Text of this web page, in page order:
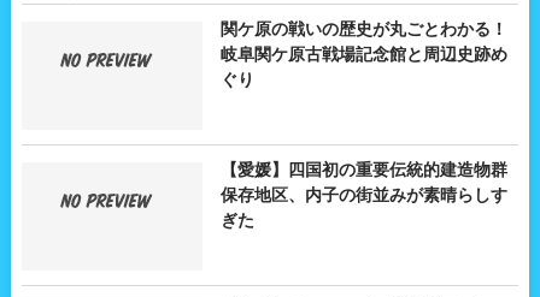
関ケ原の戦いの歴史が丸ごとわかる！
岐阜関ケ原古戦場記念館と周辺史跡め
ぐり
【愛媛】四国初の重要伝統的建造物群
保存地区、内子の街並みが素晴らしす
ぎた